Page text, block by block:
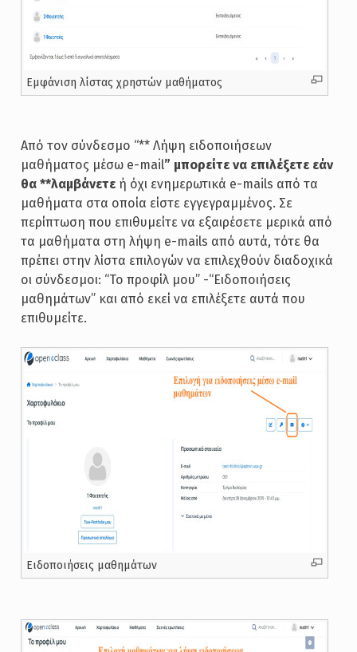
Εμφάνιση λίστας χρηστών μαθήματος
Από τον σύνδεσμο “** Λήψη ειδοποιήσεων
μαθήματος μέσω e-mail” μπορείτε να επιλέξετε εάν
θα **λαμβάνετεή όχι ενημερωτικά e-mails από τα
μαθήματα στα οποία είστε εγγεγραμμένος. Σε
περίπτωση που επιθυμείτε να εξαιρέσετε μερικά από
τα μαθήματα στη λήψη e-mails από αυτά, τότε θα
πρέπει στην λίστα επιλογών να επιλεχθούν διαδοχικά
οι σύνδεσμοι: “Το προφίλ μου” -“Ειδοποιήσεις
μαθημάτων” και από εκεί να επιλέξετε αυτά που
επιθυμείτε.
Ειδοποιήσεις μαθημάτων